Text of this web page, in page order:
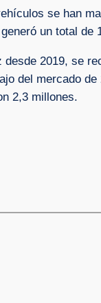
se han
un total
desde 2019, se
del mercado
2,3 millones.